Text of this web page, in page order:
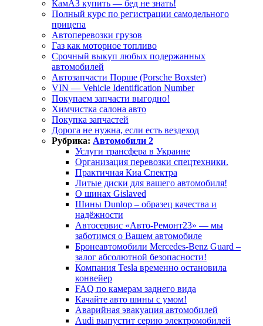
КамАЗ купить — бед не знать!
Полный курс по регистрации самодельного
прицепа
Автоперевозки грузов
Газ как моторное топливо
Срочный выкуп любых подержанных
автомобилей
Автозапчасти Порше (Porsche Boxster)
VIN — Vehicle Identification Number
Покупаем запчасти выгодно!
Химчистка салона авто
Покупка запчастей
Дорога не нужна, если есть вездеход
Рубрика: Автомобили 2
Услуги трансфера в Украине
Организация перевозки спецтехники.
Практичная Киа Спектра
Литые диски для вашего автомобиля!
О шинах Gislaved
Шины Dunlop – образец качества и
надёжности
Автосервис «Авто-Ремонт23» — мы
заботимся о Вашем автомобиле
Бронеавтомобили Mercedes-Benz Guard –
залог абсолютной безопасности!
Компания Tesla временно остановила
конвейер
FAQ по камерам заднего вида
Качайте авто шины с умом!
Аварийная эвакуация автомобилей
Audi выпустит серию электромобилей